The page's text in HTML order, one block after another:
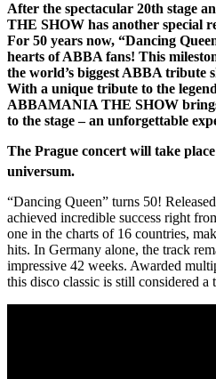
After the spectacular 20th stage
THE SHOW has another special
For 50 years now, “Dancing
hearts of ABBA fans! This
the world’s biggest ABBA tribute
With a unique tribute to the
ABBAMANIA THE SHOW
to the stage – an unforgettable
The Prague concert will take
universum.
“Dancing Queen” turns 50!
achieved incredible success right
one in the charts of 16 countries,
hits. In Germany alone, the track
impressive 42 weeks. Awarded
this disco classic is still considered a